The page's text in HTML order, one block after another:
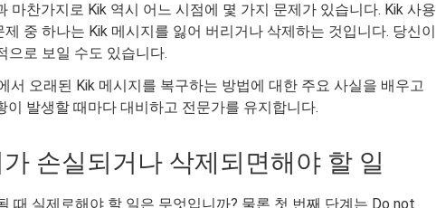
마찬가지로 Kik 역시 어느 시점에 몇 가지 문제가 있습니다. Kik 사용
중 하나는 Kik 메시지를 잃어 버리거나 삭제하는 것입니다. 당신이
으로 보일 수도 있습니다.
오래된 Kik 메시지를 복구하는 방법에 대한 주요 사실을 배우고
이 발생할 때마다 대비하고 전문가를 유지합니다.
손실되거나 삭제되면해야 할 일
때 실제로해야 할 일은 무엇입니까? 물론 첫 번째 단계는 Do not